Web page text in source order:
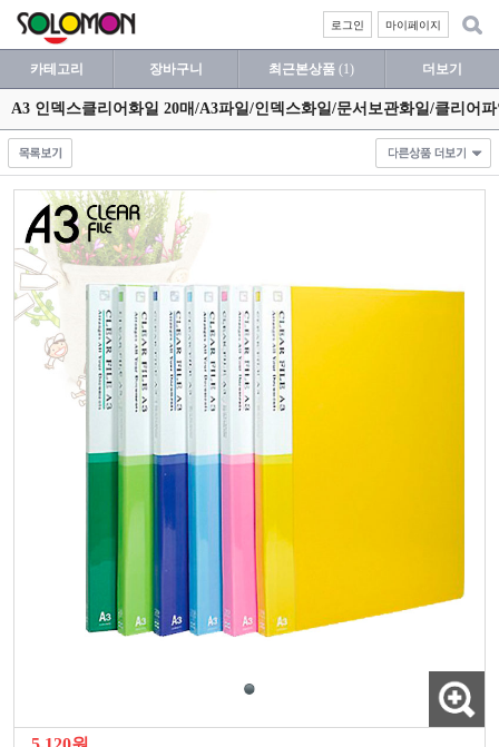
마이페이지
로그인
카테고리 장바구니 최근본상품 (1) 더보기
A3 인덱스클리어화일 20매/A3파일/인덱스화일/문서보관화일/클리어